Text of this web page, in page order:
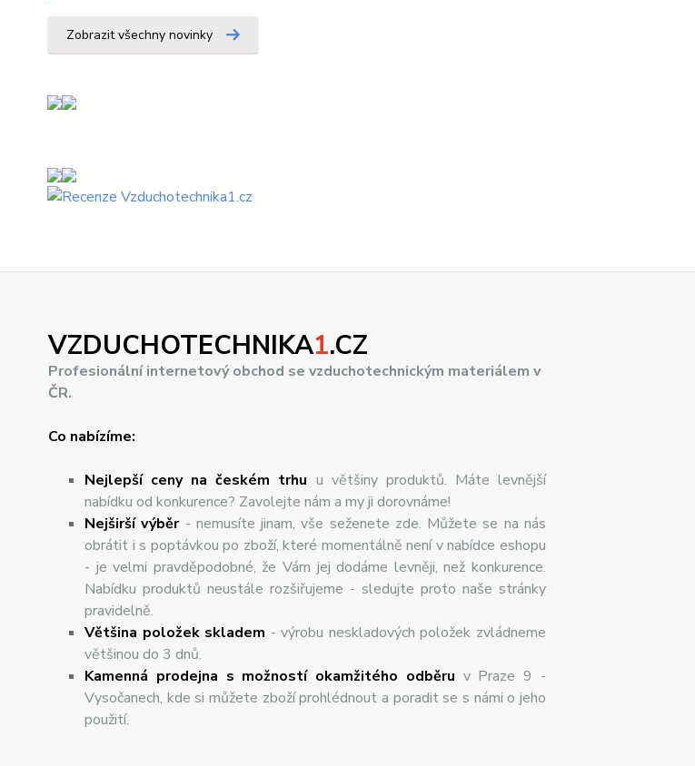
Zobrazit všechny novinky
VZDUCHOTECHNIKA1.CZ
Profesionální internetový obchod se vzduchotechnickým materiálem v
ČR.
Co nabízíme:
Nejlepší ceny na českém trhu u většiny produktů. Máte levnější
nabídku od konkurence? Zavolejte nám a my ji dorovnáme!
Nejširšívýběr- nemusíte jinam, vše seženete zde. Můžete se na nás
obrátit i s poptávkou po zboží, které momentálně není v nabídce eshopu
- je velmi pravděpodobné, že Vám jej dodáme levněji, než konkurence.
Nabídku produktů neustále rozšiřujeme - sledujte proto naše stránky
pravidelně.
Většina položek skladem - výrobu neskladových položek zvládneme
většinou do 3 dnů.
Kamenná prodejna s možností okamžitého odběru v Praze 9 -
Vysočanech, kde si můžete zboží prohlédnout a poradit se s námi o jeho
použití.